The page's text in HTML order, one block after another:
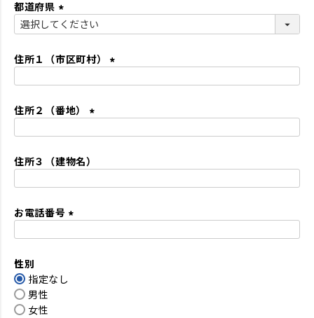
須
)
都道府県
(
須
住所１（市区町村）
住所２（番地）
須
住所３（建物名）
お電話番号
性別
指定なし
男性
女性